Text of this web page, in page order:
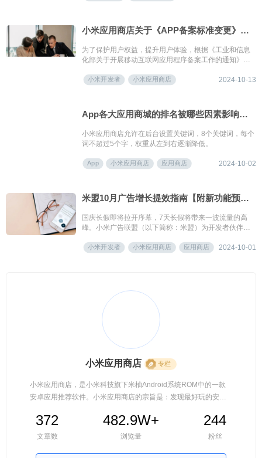
小米应用商店关于《APP备案标准变更》的公告
为了保护用户权益，提升用户体验，根据《工业和信息
化部关于开展移动互联网应用程序备案工作的通知》，
以下是详细内容。
小米开发者 小米应用商店 2024-10-13
App各大应用商城的排名被哪些因素影响着？（小米/vivo篇）
小米应用商店允许在后台设置关键词，8个关键词，每个
词不超过5个字，权重从左到右逐渐降低。
App 小米应用商店 应用商店 2024-10-02
米盟10月广告增长提效指南【附新功能预告】
国庆长假即将拉开序幕，7天长假将带来一波流量的高
峰。小米广告联盟（以下简称：米盟）为开发者伙伴带
布预估、变现提效Tips、新功能爆料，助力开发者伙伴
小米开发者 小米应用商店 应用商店 2024-10-01
小米应用商店 专栏
小米应用商店，是小米科技旗下米柚Android系统ROM中的一款
安卓应用推荐软件。小米应用商店的宗旨是：发现最好玩的安卓
大检查，安全可靠！
372
文章数
482.9W+
浏览量
244
粉丝